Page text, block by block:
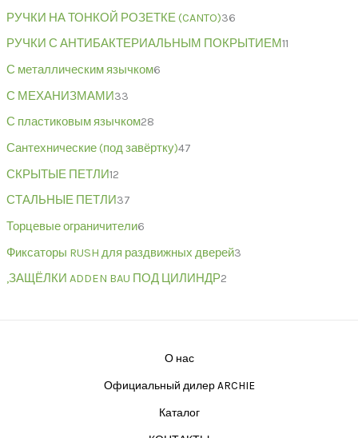
РУЧКИ НА ТОНКОЙ РОЗЕТКЕ (CANTO)36
РУЧКИ С АНТИБАКТЕРИАЛЬНЫМ ПОКРЫТИЕМ11
С металлическим язычком6
С МЕХАНИЗМАМИ33
С пластиковым язычком28
Сантехнические (под завёртку)47
СКРЫТЫЕ ПЕТЛИ12
СТАЛЬНЫЕ ПЕТЛИ37
Торцевые ограничители6
Фиксаторы RUSH для раздвижных дверей3
,ЗАЩЁЛКИ ADDEN BAU ПОД ЦИЛИНДР2
О нас
Официальный дилер ARCHIE
Каталог